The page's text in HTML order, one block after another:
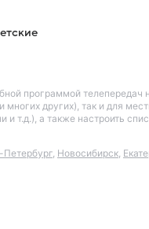
программой
других), так и для
т.д.), а также настроить
Петербург Новосибирск